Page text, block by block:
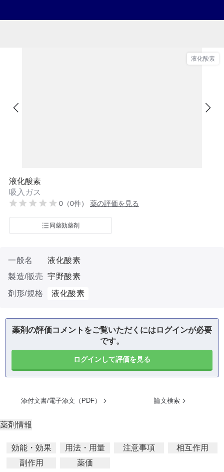
液化酸素
液化酸素
吸入ガス
0（0件） 薬の評価を見る
同薬効薬剤
一般名
液化酸素
製造/販売 宇野酸素
剤形/規格
液化酸素
薬剤の評価コメントをご覧いただくにはログインが必要
です。
ログインして評価を見る
添付文書/電子添文（PDF） 論文検索
薬剤情報
効能・効果 用法・用量 注意事項
相互作用
副作用
薬価